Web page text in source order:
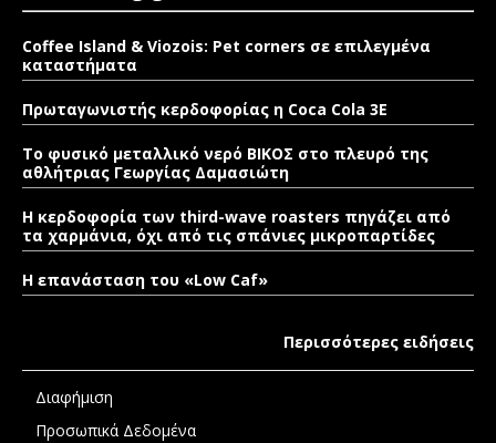
Coffee Island & Viozois: Pet corners σε επιλεγμένα
καταστήματα
Πρωταγωνιστής κερδοφορίας η Coca Cola 3E
Το φυσικό μεταλλικό νερό ΒΙΚΟΣ στο πλευρό της
αθλήτριας Γεωργίας Δαμασιώτη
Η κερδοφορία των third-wave roasters πηγάζει από
τα χαρμάνια, όχι από τις σπάνιες μικροπαρτίδες
Η επανάσταση του «Low Caf»
Περισσότερες ειδήσεις
Διαφήμιση
Προσωπικά Δεδομένα